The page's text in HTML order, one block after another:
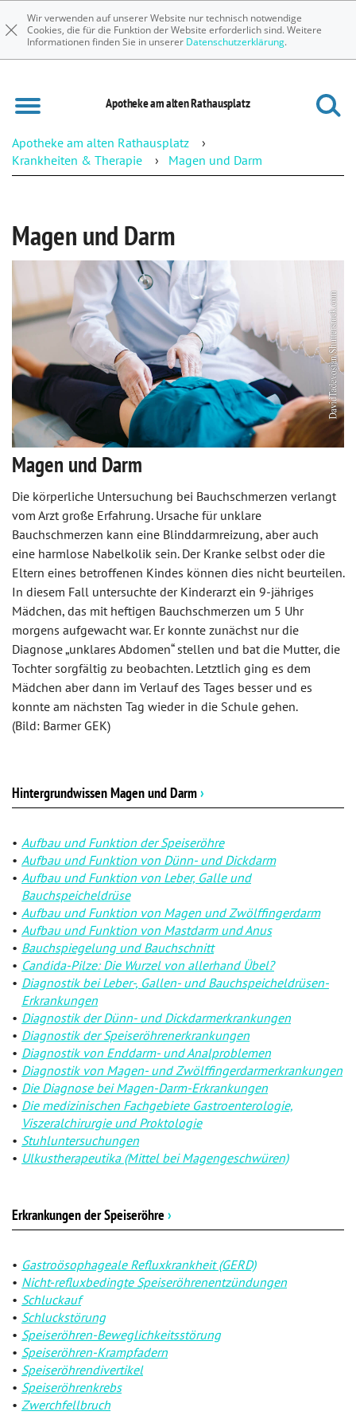
Wir verwenden auf unserer Website nur technisch notwendige
Cookies, die für die Funktion der Website erforderlich sind. Weitere
Informationen finden Sie in unserer Datenschutzerklärung.
Apotheke am alten Rathausplatz
Apotheke am alten Rathausplatz
Krankheiten & Therapie
Magen und Darm
Magen und Darm
Magen und Darm
Die körperliche Untersuchung bei Bauchschmerzen verlangt
vom Arzt große Erfahrung. Ursache für unklare
Bauchschmerzen kann eine Blinddarmreizung, aber auch
eine harmlose Nabelkolik sein. Der Kranke selbst oder die
Eltern eines betroffenen Kindes können dies nicht beurteilen.
In diesem Fall untersuchte der Kinderarzt ein 9-jähriges
Mädchen, das mit heftigen Bauchschmerzen um 5 Uhr
morgens aufgewacht war. Er konnte zunächst nur die
Diagnose „unklares Abdomen“ stellen und bat die Mutter, die
Tochter sorgfältig zu beobachten. Letztlich ging es dem
Mädchen aber dann im Verlauf des Tages besser und es
konnte am nächsten Tag wieder in die Schule gehen.
(Bild: Barmer GEK)
Hintergrundwissen Magen und Darm›
Aufbau und Funktion der Speiseröhre
Aufbau und Funktion von Dünn- und Dickdarm
Aufbau und Funktion von Leber, Galle und
Bauchspeicheldrüse
Aufbau und Funktion von Magen und Zwölffingerdarm
Aufbau und Funktion von Mastdarm und Anus
Bauchspiegelung und Bauchschnitt
Candida-Pilze: Die Wurzel von allerhand Übel?
Diagnostik bei Leber-, Gallen- und Bauchspeicheldrüsen-
Erkrankungen
Diagnostik der Dünn- und Dickdarmerkrankungen
Diagnostik der Speiseröhrenerkrankungen
Diagnostik von Enddarm- und Analproblemen
Diagnostik von Magen- und Zwölffingerdarmerkrankungen
Die Diagnose bei Magen-Darm-Erkrankungen
Die medizinischen Fachgebiete Gastroenterologie,
Viszeralchirurgie und Proktologie
Stuhluntersuchungen
Ulkustherapeutika (Mittel bei Magengeschwüren)
Erkrankungen der Speiseröhre ›
Gastroösophageale Refluxkrankheit (GERD)
Nicht-refluxbedingte Speiseröhrenentzündungen
Schluckauf
Schluckstörung
Speiseröhren-Beweglichkeitsstörung
Speiseröhren-Krampfadern
Speiseröhrendivertikel
Speiseröhrenkrebs
Zwerchfellbruch